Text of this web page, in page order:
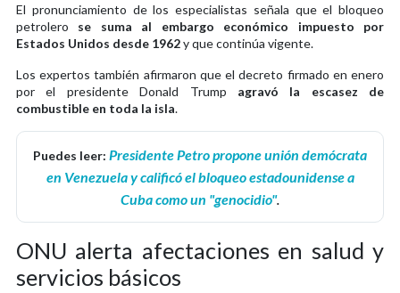
El pronunciamiento de los especialistas señala que el bloqueo
petrolero se suma al embargo económico impuesto por
Estados Unidos desde 1962y que continúa vigente.
Los expertos también afirmaron que el decreto firmado en enero
por el presidente Donald Trump agravó la escasez de
combustible en toda la isla.
Puedes leer: Presidente Petro propone unión demócrata
en Venezuela y calificó el bloqueo estadounidense a
Cuba como un "genocidio".
ONU alerta afectaciones en salud y
servicios básicos